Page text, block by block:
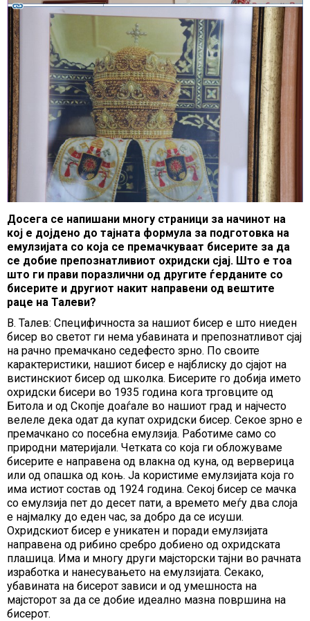
Досега се напишани многу страници за начинот на
кој е дојдено до тајната формула за подготовка на
емулзијата со која се премачкуваат бисерите за да
се добие препознатливиот охридски сјај. Што е тоа
што ги прави поразлични од другите ѓерданите со
бисерите и другиот накит направени од вештите
раце на Талеви?
В. Талев: Специфичноста за нашиот бисер е што ниеден
бисер во светот ги нема убавината и препознатливот сјај
на рачно премачкано седефесто зрно. По своите
карактеристики, нашиот бисер е најблиску до сјајот на
вистинскиот бисер од школкa. Бисерите го добија името
охридски бисери во 1935 година кога трговците од
Битола и од Скопје доаѓале во нашиот град и најчесто
велеле дека одат да купат охридски бисер. Секое зрно е
премачкано со посебна емулзија. Работиме само со
природни материјали. Четката со која ги обложуваме
бисерите е направена од влакна од куна, од верверица
или од опашка од коњ. Ја користиме емулзијата која го
има истиот состав од 1924 година. Секој бисер се мачка
со емулзија пет до десет пати, а времето меѓу два слоја
е најмалку до еден час, за добро да се исуши.
Охридскиот бисер е уникатен и поради емулзијата
направена од рибино сребро добиено од охридската
плашица. Има и многу други мајсторски тајни во рачната
изработка и нанесувањето на емулзијата. Секако,
убавината на бисерот зависи и од умешноста на
мајсторот за да се добие идеално мазна површина на
бисерот.